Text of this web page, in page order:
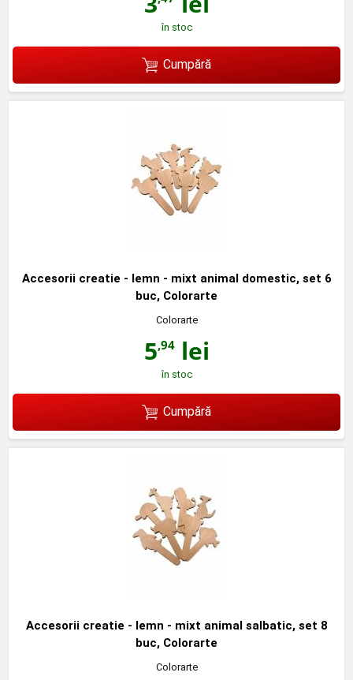
în stoc
Cumpără
Accesorii creatie - lemn - mixt animal domestic, set 6
buc, Colorarte
Colorarte
5,94lei
în stoc
Cumpără
Accesorii creatie - lemn - mixt animal salbatic, set 8
buc, Colorarte
Colorarte